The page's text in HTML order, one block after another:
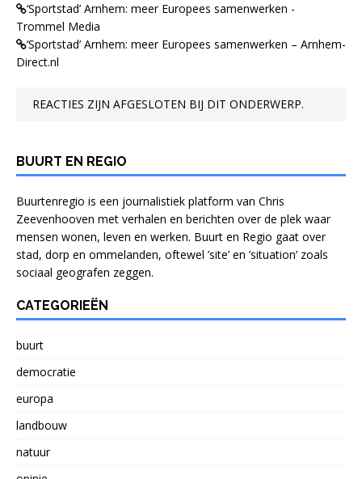
‘Sportstad’ Arnhem: meer Europees samenwerken -
Trommel Media
‘Sportstad’ Arnhem: meer Europees samenwerken – Arnhem-
Direct.nl
REACTIES ZIJN AFGESLOTEN BIJ DIT ONDERWERP.
BUURT EN REGIO
Buurtenregio is een journalistiek platform van Chris
Zeevenhooven met verhalen en berichten over de plek waar
mensen wonen, leven en werken. Buurt en Regio gaat over
stad, dorp en ommelanden, oftewel ’site’ en ’situation’ zoals
sociaal geografen zeggen.
CATEGORIEËN
buurt
democratie
europa
landbouw
natuur